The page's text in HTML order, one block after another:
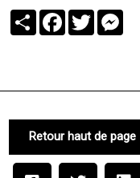
PartagerFacebook
Twitter
Retour haut de page